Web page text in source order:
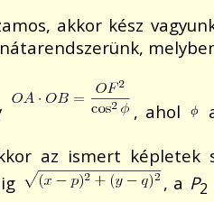
akkor kész
, ahol
az ismert képletek
, a P2